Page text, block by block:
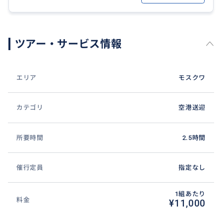
ツアー・サービス情報
エリア モスクワ
カテゴリ 空港送迎
所要時間 2.5時間
催行定員 指定なし
料金
1組あたり
¥11,000